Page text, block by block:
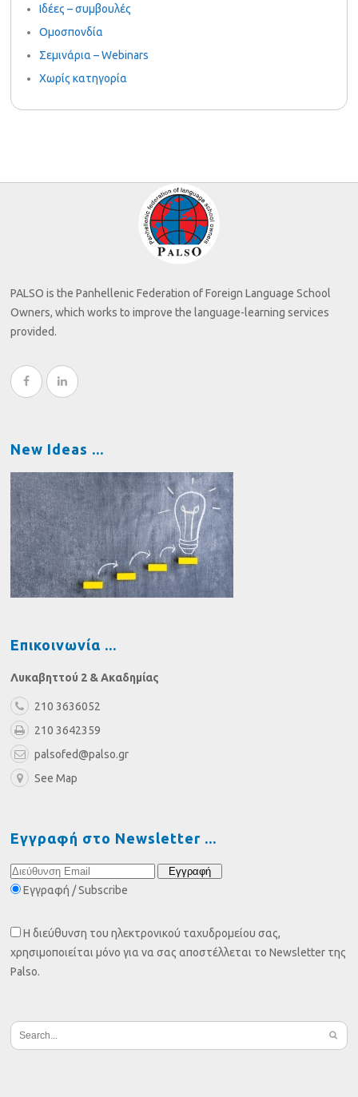
Ιδέες – συμβουλές
Ομοσπονδία
Σεμινάρια – Webinars
Χωρίς κατηγορία
PALSO is the Panhellenic Federation of Foreign Language School
Owners, which works to improve the language-learning services
provided.
New Ideas
Επικοινωνία
Λυκαβηττού 2 & Ακαδημίας
210 3636052
210 3642359
palsofed@palso.gr
See Map
Εγγραφή στο Newsletter
Εγγραφή / Subscribe
Η διεύθυνση του ηλεκτρονικού ταχυδρομείου σας,
χρησιμοποιείται μόνο για να σας αποστέλλεται το Newsletter της
Palso.